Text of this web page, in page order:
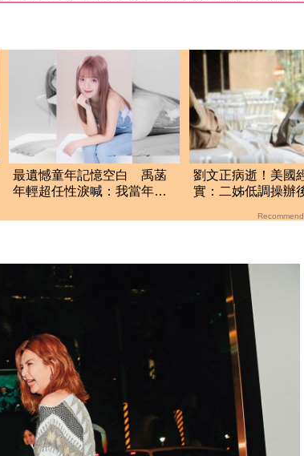
最遺憾童年記憶空白 禹菡
年輕超任性淚喊：我當年真
劉文正病逝！美國
實：二姊低調操辦